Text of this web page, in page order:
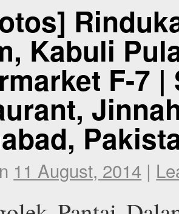
Kabuli
F-7
11 August, 2014 |